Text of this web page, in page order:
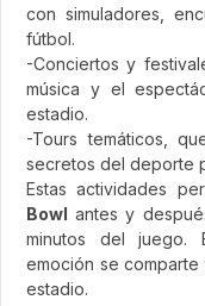
con simuladores,
fútbol.
-Conciertos y
música y el
estadio.
-Tours temáticos,
secretos del deporte
Estas actividades
Bowl antes y
minutos del juego.
emoción se
estadio.